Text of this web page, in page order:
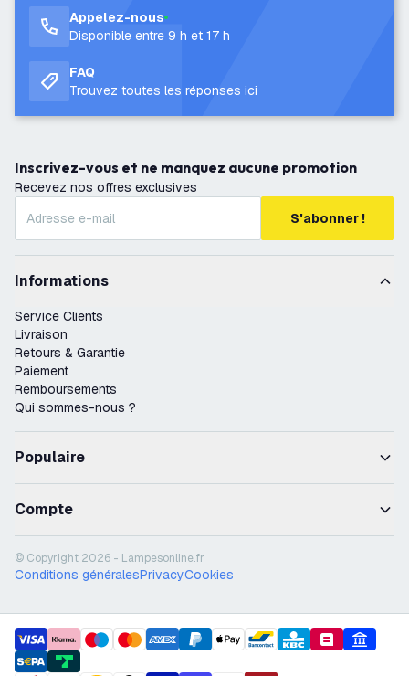
Appelez-nous
Disponible entre 9 h et 17 h
FAQ
Trouvez toutes les réponses ici
Inscrivez-vous et ne manquez aucune promotion
Recevez nos offres exclusives
S'abonner !
Informations
Service Clients
Livraison
Retours & Garantie
Paiement
Remboursements
Qui sommes-nous ?
Populaire
Compte
© Copyright 2026 - Lampesonline.fr
Conditions généralesPrivacyCookies
payment methods